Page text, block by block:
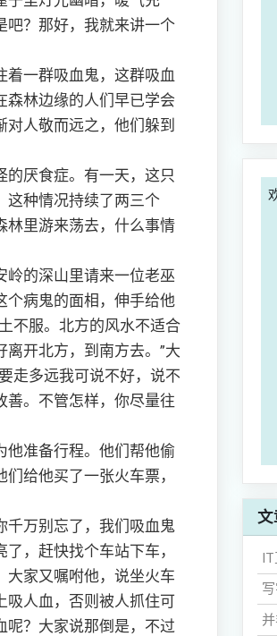
吧？那好，我就来讲一个
一群吸血鬼，这群吸血
森林边缘的人们早已学会
人敬而远之，他们躲到
厌食症。有一天，这只
这种情况持续了两三个
林里游来荡去，什么事情
的深山里请来一位老巫
个病鬼的面相，伸手给他
不服。北方的风水不适合
开北方，到南方去。”大
走多远我可说不好，说不
善。不管怎样，你尽量往
准备行程。他们帮他偷
给他买了一张火车票，
万别忘了，我们吸血鬼
，赶快找个车站下车，
大家又嘱咐他，说坐火车
吸人血，否则被人抓住可
呢？大家说那倒是，不过
文
IT